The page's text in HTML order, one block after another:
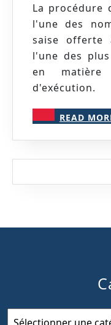
La procédure de saisie immobilière est
l'une des
saise offerte
l'une des
en matière
d'exécution.
READ
Catégories